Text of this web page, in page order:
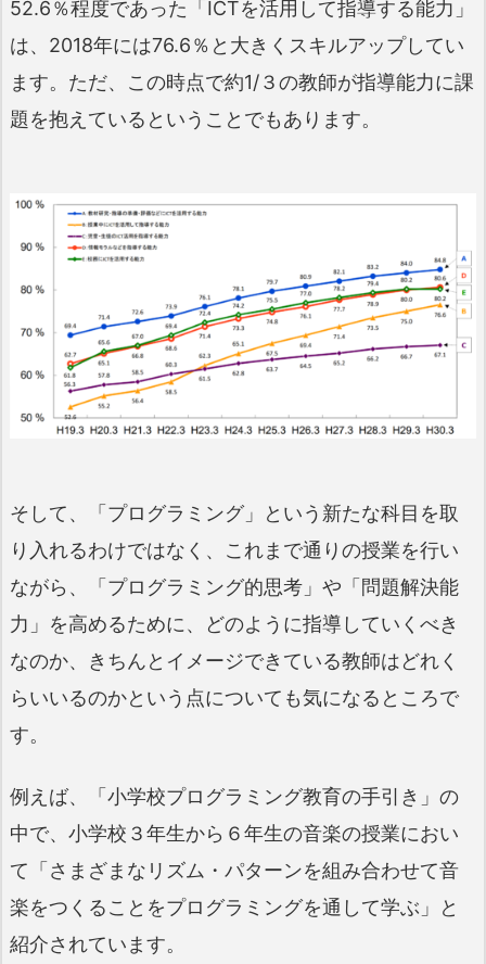
52.6％程度であった「ICTを活用して指導する能力」
は、2018年には76.6％と大きくスキルアップしてい
ます。ただ、この時点で約1/３の教師が指導能力に課
題を抱えているということでもあります。
そして、「プログラミング」という新たな科目を取
り入れるわけではなく、これまで通りの授業を行い
ながら、「プログラミング的思考」や「問題解決能
力」を高めるために、どのように指導していくべき
なのか、きちんとイメージできている教師はどれく
らいいるのかという点についても気になるところで
す。
例えば、「小学校プログラミング教育の手引き」の
中で、小学校３年生から６年生の音楽の授業におい
て「さまざまなリズム・パターンを組み合わせて音
楽をつくることをプログラミングを通して学ぶ」と
紹介されています。